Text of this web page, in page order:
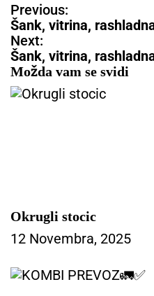
N
a
v
i
g
a
c
n
a
k
Previous:
Šank, vitrina,
Next:
Šank, vitrina,
Možda vam se svidi
Okrugli stocic
12 Novembra, 2025